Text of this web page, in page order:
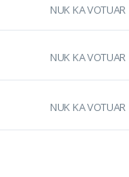
NUK KA VOTUAR
NUK KA VOTUAR
NUK KA VOTUAR